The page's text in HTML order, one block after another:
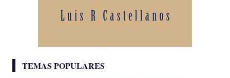
TEMAS POPULARES